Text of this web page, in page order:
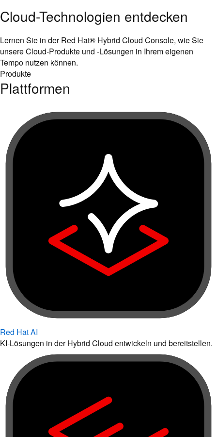
Cloud-Technologien entdecken
Lernen Sie in der Red Hat® Hybrid Cloud Console, wie Sie
unsere Cloud-Produkte und -Lösungen in Ihrem eigenen
Tempo nutzen können.
Produkte
Plattformen
Red Hat AI
KI-Lösungen in der Hybrid Cloud entwickeln und bereitstellen.